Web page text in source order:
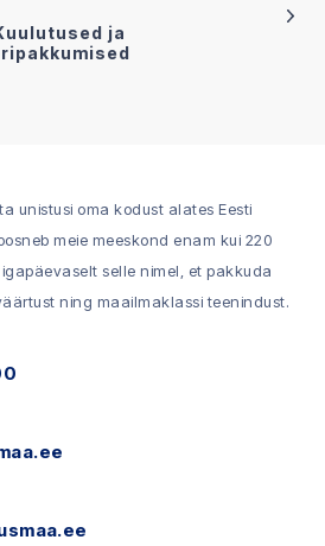
ja
unistusi oma kodust alates Eesti
meie meeskond enam kui 220
selle nimel, et pakkuda
ning maailmaklassi teenindust.